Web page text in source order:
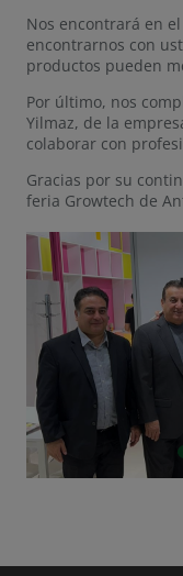
Nos encontrará en
encontrarnos con
productos pueden
Por último, nos
Yilmaz, de la
colaborar con
Gracias por su
feria Growtech de